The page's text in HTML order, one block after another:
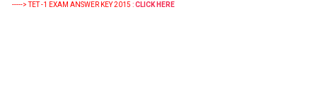
-----> TET -1 EXAM ANSWER KEY 2015 :CLICK HERE